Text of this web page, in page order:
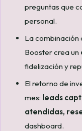
preguntas que
personal.
La combinación
Booster crea un
fidelización y
El retorno de
mes: leads
atendidas,
dashboard.